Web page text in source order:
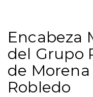
Encabeza
del Grupo
de
Robledo